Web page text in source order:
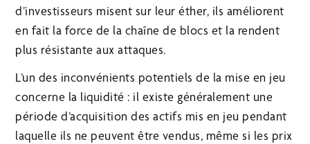
d’investisseurs misent sur leur éther, ils améliorent
en fait la force de la chaîne de blocs et la rendent
plus résistante aux attaques.
L’un des inconvénients potentiels de la mise en jeu
concerne la liquidité : il existe généralement une
période d’acquisition des actifs mis en jeu pendant
laquelle ils ne peuvent être vendus, même si les prix